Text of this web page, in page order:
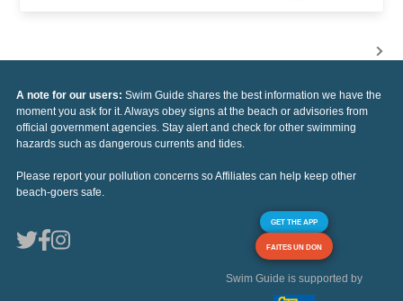
A note for our users: Swim Guide shares the best information we have the
moment you ask for it. Always obey signs at the beach or advisories from
official government agencies. Stay alert and check for other swimming
hazards such as dangerous currents and tides.
Please report your pollution concerns so Affiliates can help keep other
beach-goers safe.
GET THE APP
FAITES UN DON
Swim Guide is supported by